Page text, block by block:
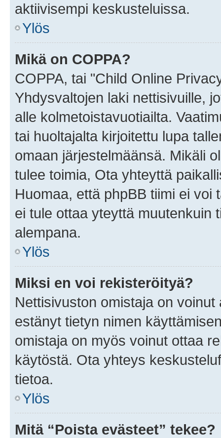
aktiivisempi keskusteluissa.
Ylös
Mikä on COPPA?
COPPA, tai "Child Online
Yhdysvaltojen laki nettisivuille,
alle kolmetoistavuotiailta.
tai huoltajalta kirjoitettu lupa
omaan järjestelmäänsä. Mikäli
tulee toimia, Ota yhteyttä
Huomaa, että phpBB tiimi ei
ei tule ottaa yteyttä muutenkuin
alempana.
Ylös
Miksi en voi rekisteröityä?
Nettisivuston omistaja on
estänyt tietyn nimen
omistaja on myös voinut ottaa
käytöstä. Ota yhteys
tietoa.
Ylös
Mitä “Poista evästeet” tekee?